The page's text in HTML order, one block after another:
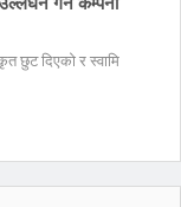
छुट दिएको र स्वामि